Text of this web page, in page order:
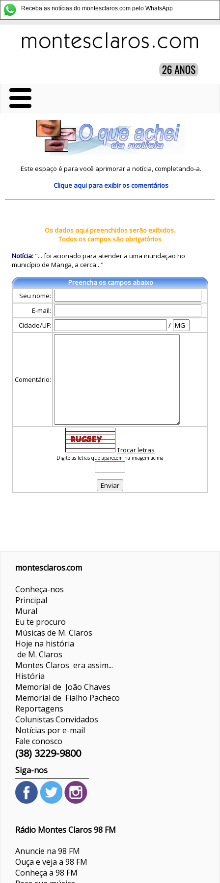
Receba as notícias do montesclaros.com pelo WhatsApp
Este espaço é para você aprimorar a notícia, completando-a.
Clique aquipara exibir os comentários
Os dados aqui preenchidos serão exibidos.
Todos os campos são obrigatórios
Notícia: "... foi acionado para atender a uma inundação no
município de Manga, a cerca..."
Preencha os campos abaixo
Seu nome:
E-mail:
Cidade/UF:
/
Comentário:
Trocar letras
Digite as letras que aparecem na imagem acima
montesclaros.com
Conheça-nos
Principal
Mural
Eu te procuro
Músicas de M. Claros
Hoje na história
de M. Claros
Montes Claros era assim...
História
Memorial de João Chaves
Memorial de Fialho Pacheco
Reportagens
ColunistasConvidados
Notícias por e-mail
Fale conosco
(38) 3229-9800
Siga-nos
Rádio Montes Claros 98 FM
Anuncie na 98 FM
Ouça e veja a 98 FM
Conheça a 98 FM